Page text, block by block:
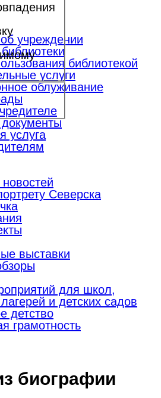
учреждении
библиотекой
услуги
облуживание
услуга
Северска
выставки
для школ,
и детских садов
детство
грамотность
биографии